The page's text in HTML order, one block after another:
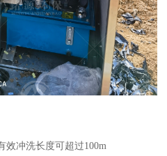
效冲洗长度可超过100m